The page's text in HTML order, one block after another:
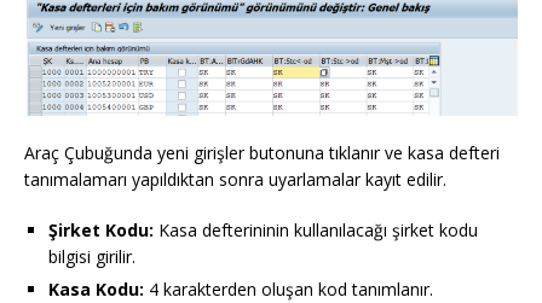
Araç Çubuğunda yeni girişler butonuna tıklanır ve kasa defteri
tanımalamarı yapıldıktan sonra uyarlamalar kayıt edilir.
Şirket Kodu: Kasa defterininin kullanılacağı şirket kodu
bilgisi girilir.
Kasa Kodu: 4 karakterden oluşan kod tanımlanır.